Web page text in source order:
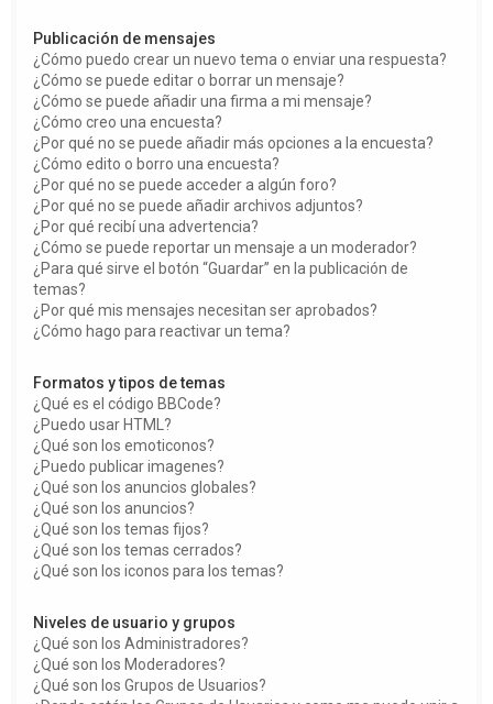
Publicación de mensajes
¿Cómo puedo crear un nuevo tema o enviar una respuesta?
¿Cómo se puede editar o borrar un mensaje?
¿Cómo se puede añadir una firma a mi mensaje?
¿Cómo creo una encuesta?
¿Por qué no se puede añadir más opciones a la encuesta?
¿Cómo edito o borro una encuesta?
¿Por qué no se puede acceder a algún foro?
¿Por qué no se puede añadir archivos adjuntos?
¿Por qué recibí una advertencia?
¿Cómo se puede reportar un mensaje a un moderador?
¿Para qué sirve el botón “Guardar” en la publicación de
temas?
¿Por qué mis mensajes necesitan ser aprobados?
¿Cómo hago para reactivar un tema?
Formatos y tipos de temas
¿Qué es el código BBCode?
¿Puedo usar HTML?
¿Qué son los emoticonos?
¿Puedo publicar imagenes?
¿Qué son los anuncios globales?
¿Qué son los anuncios?
¿Qué son los temas fijos?
¿Qué son los temas cerrados?
¿Qué son los iconos para los temas?
Niveles de usuario y grupos
¿Qué son los Administradores?
¿Qué son los Moderadores?
¿Qué son los Grupos de Usuarios?